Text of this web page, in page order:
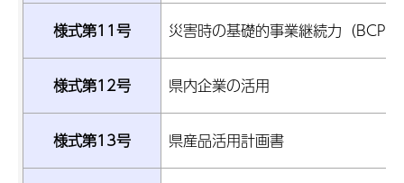
様式第11号
災害時の基礎的事業継続力（BCP
様式第12号 県内企業の活用
様式第13号 県産品活用計画書